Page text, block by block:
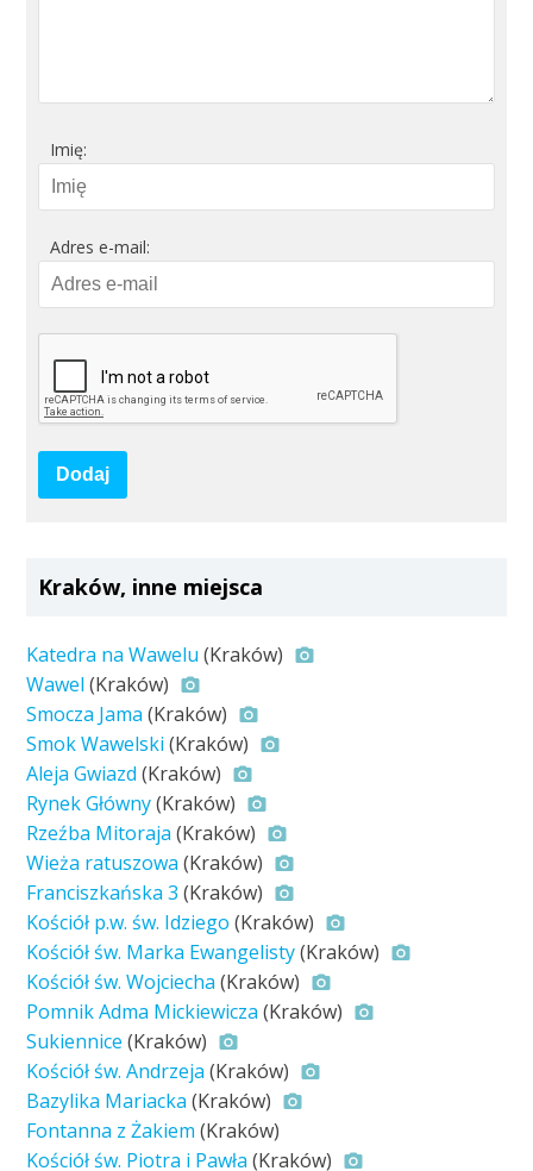
Imię:
Adres e-mail:
Dodaj
Kraków, inne miejsca
Katedra na Wawelu (Kraków)
Wawel (Kraków)
Smocza Jama (Kraków)
Smok Wawelski (Kraków)
Aleja Gwiazd (Kraków)
Rynek Główny(Kraków)
Rzeźba Mitoraja (Kraków)
Wieża ratuszowa (Kraków)
Franciszkańska 3 (Kraków)
Kościół p.w. św. Idziego (Kraków)
Kościół św. Marka Ewangelisty(Kraków)
Kościół św. Wojciecha (Kraków)
Pomnik Adma Mickiewicza (Kraków)
Sukiennice (Kraków)
Kościół św. Andrzeja (Kraków)
Bazylika Mariacka (Kraków)
Fontanna z Żakiem (Kraków)
Kościół św. Piotra i Pawła (Kraków)